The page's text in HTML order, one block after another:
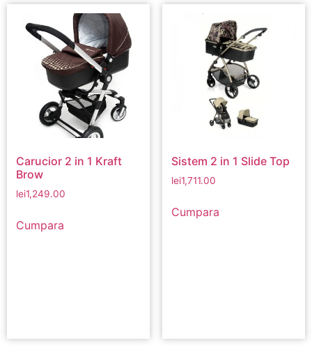
Carucior 2 in 1 Kraft
Brow
lei1,249.00
Cumpara
Sistem 2 in 1 Slide Top
lei1,711.00
Cumpara